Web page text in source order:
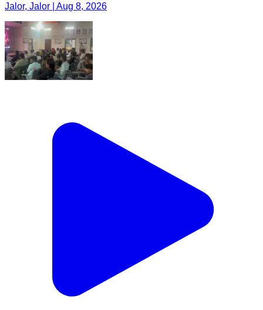
Jalor, Jalor | Aug 8, 2026